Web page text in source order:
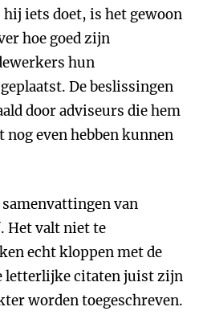
iets doet, is het gewoon
hoe goed zijn
hun
De beslissingen
door adviseurs die hem
even hebben kunnen
van
Het valt niet te
echt kloppen met de
letterlijke citaten juist zijn
worden toegeschreven.